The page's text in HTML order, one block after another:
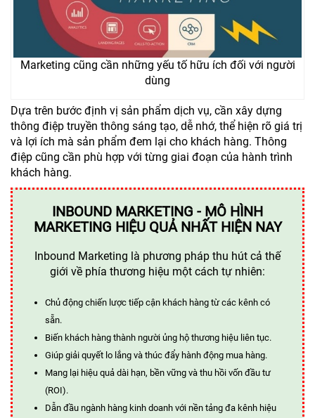
Marketing cũng cần những yếu tố hữu ích đối với người
dùng
Dựa trên bước định vị sản phẩm dịch vụ, cần xây dựng
thông điệp truyền thông sáng tạo, dễ nhớ, thể hiện rõ giá trị
và lợi ích mà sản phẩm đem lại cho khách hàng. Thông
điệp cũng cần phù hợp với từng giai đoạn của hành trình
khách hàng.
INBOUND MARKETING - MÔ HÌNH
MARKETING HIỆU QUẢ NHẤT HIỆN NAY
Inbound Marketing là phương pháp thu hút cả thế
giới về phía thương hiệu một cách tự nhiên:
Chủ động chiến lược tiếp cận khách hàng từ các kênh có
sẵn.
Biến khách hàng thành người ủng hộ thương hiệu liên tục.
Giúp giải quyết lo lắng và thúc đẩy hành động mua hàng.
Mang lại hiệu quả dài hạn, bền vững và thu hồi vốn đầu tư
(ROI).
Dẫn đầu ngành hàng kinh doanh với nền tảng đa kênh hiệu